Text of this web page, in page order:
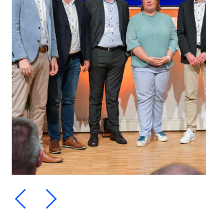
Ein Element zurück blättern
Ein Element weiter blättern